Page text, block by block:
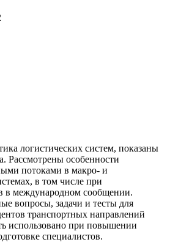
логистических систем, показаны
Рассмотрены особенности
потоками в макро- и
в том числе при
в международном сообщении.
вопросы, задачи и тесты для
транспортных направлений
использовано при повышении
специалистов.